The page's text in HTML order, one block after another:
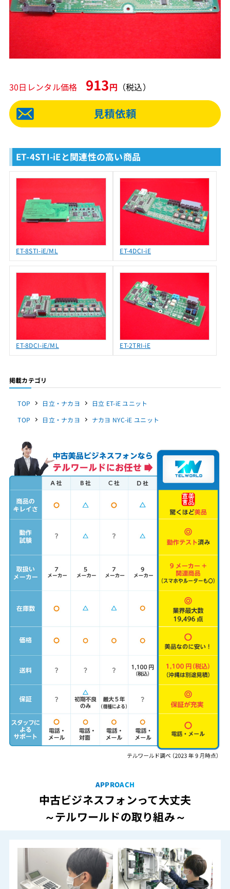
30日レンタル価格 913円 （税込）
ET-4STI-iEと関連性の高い商品
ET-8STI-iE/ML ET-4DCI-iE
ET-8DCI-iE/ML ET-2TRI-iE
掲載カテゴリ
TOP 日立・ナカヨ
日立 ET-iE ユニット
TOP
日立・ナカヨ ナカヨ NYC-iE ユニット
APPROACH
中古ビジネスフォンって大丈夫
～テルワールドの取り組み～